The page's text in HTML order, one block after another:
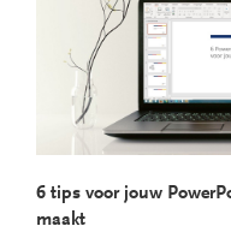
6 tips voor jouw
maakt